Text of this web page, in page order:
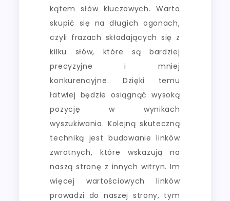
kątem słów kluczowych. Warto
skupić się na długich ogonach,
czyli frazach składających się z
kilku słów, które są bardziej
precyzyjne i mniej
konkurencyjne. Dzięki temu
łatwiej będzie osiągnąć wysoką
pozycję w wynikach
wyszukiwania. Kolejną skuteczną
techniką jest budowanie linków
zwrotnych, które wskazują na
naszą stronę z innych witryn. Im
więcej wartościowych linków
prowadzi do naszej strony, tym